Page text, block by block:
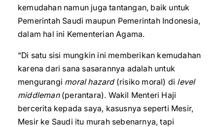
kemudahan namun juga tantangan, baik untuk
Pemerintah Saudi maupun Pemerintah Indonesia,
dalam hal ini Kementerian Agama.
“Di satu sisi mungkin ini memberikan kemudahan
karena dari sana sasarannya adalah untuk
mengurangi moral hazard(risiko moral) di level
middleman(perantara). Wakil Menteri Haji
bercerita kepada saya, kasusnya seperti Mesir,
Mesir ke Saudi itu murah sebenarnya, tapi